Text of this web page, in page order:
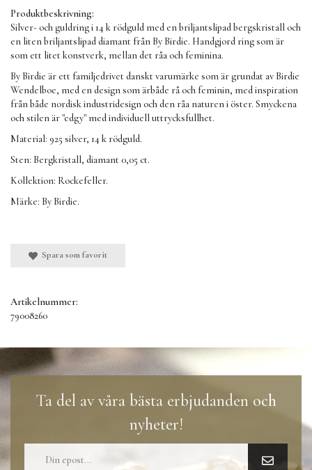
Produktbeskrivning:
Silver- och guldring i 14 k rödguld med en briljantslipad bergskristall och
en liten briljantslipad diamant från By Birdie. Handgjord ring som är
som ett litet konstverk, mellan det råa och feminina.
By Birdie är ett familjedrivet danskt varumärke som är grundat av Birdie
Wendelboe, med en design som ärbåde rå och feminin, med inspiration
från både nordisk industridesign och den råa naturen i öster. Smyckena
och stilen är "edgy" med individuell uttrycksfullhet.
Material: 925 silver, 14 k rödguld.
Sten: Bergkristall, diamant 0,05 ct.
Kollektion: Rockefeller.
Märke: By Birdie.
Spara som favorit
Artikelnummer:
79008260
Ta del av våra bästa erbjudanden och
nyheter!